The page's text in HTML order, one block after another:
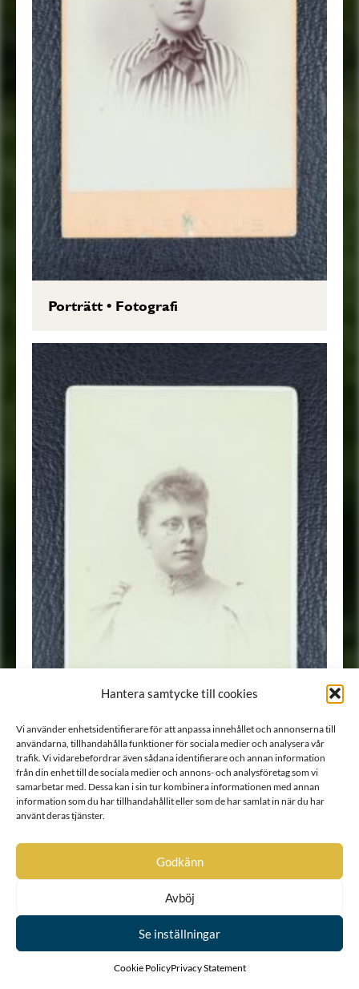
Hantera samtycke till cookies
Vi använder enhetsidentifierare för att anpassa innehållet och annonserna till
användarna, tillhandahålla funktioner för sociala medier och analysera vår
trafik. Vi vidarebefordrar även sådana identifierare och annan information
från din enhet till de sociala medier och annons- och analysföretag som vi
samarbetar med. Dessa kan i sin tur kombinera informationen med annan
information som du har tillhandahållit eller som de har samlat in när du har
använt deras tjänster.
Godkänn
Avböj
Se inställningar
Cookie PolicyPrivacy Statement
Porträtt• Fotografi
Porträtt•Fotografi